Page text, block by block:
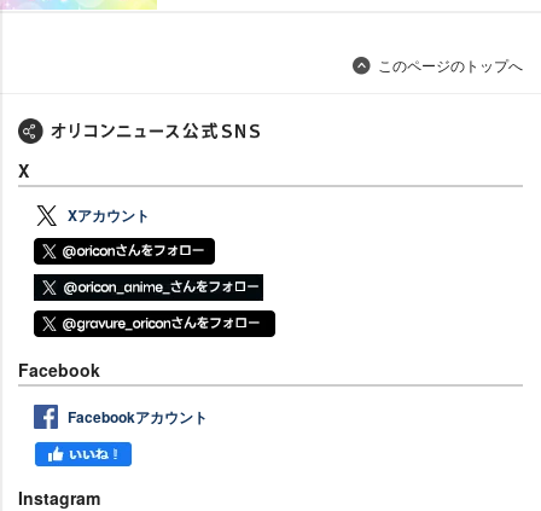
このページのトップへ
X
Xアカウント
Facebook
Facebookアカウント
Instagram